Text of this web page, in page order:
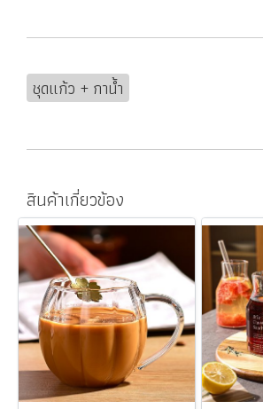
ชุดแก้ว + กาน้ำ
สินค้าเกี่ยวข้อง